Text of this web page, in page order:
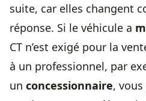
suite, car elles changent
réponse. Si le véhicule a
CT n’est exigé pour la
à un professionnel, par
un concessionnaire,